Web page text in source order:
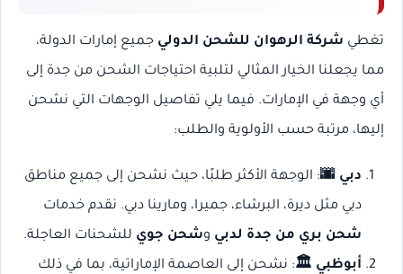
تغطي شركة الرهوان للشحن الدولي جميع إمارات الدولة،
مما يجعلنا الخيار المثالي لتلبية احتياجات الشحن من جدة إلى
أي وجهة في الإمارات. فيما يلي تفاصيل الوجهات التي نشحن
إليها، مرتبة حسب الأولوية والطلب:
دبي 🌆: الوجهة الأكثر طلبًا، حيث نشحن إلى جميع مناطق
دبي مثل ديرة، البرشاء، جميرا، ومارينا دبي. نقدم خدمات
شحن بري من جدة لدبي وشحن جوي للشحنات العاجلة.
أبوظبي 🏛️: نشحن إلى العاصمة الإماراتية، بما في ذلك